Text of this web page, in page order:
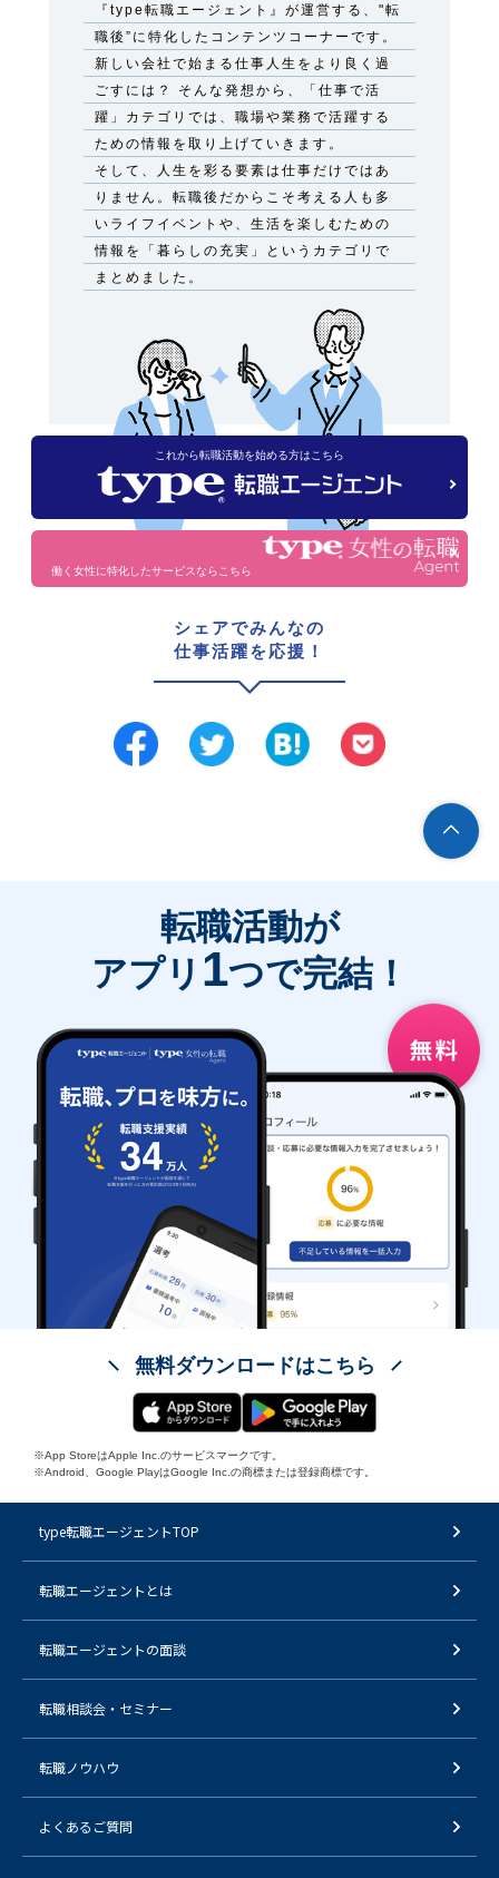
『type転職エージェント』が運営する、"転
職後”に特化したコンテンツコーナーです。
新しい会社で始まる仕事人生をより良く過
ごすには？ そんな発想から、「仕事で活
躍」カテゴリでは、職場や業務で活躍する
ための情報を取り上げていきます。
そして、人生を彩る要素は仕事だけではあ
りません。転職後だからこそ考える人も多
いライフイベントや、生活を楽しむための
情報を「暮らしの充実」というカテゴリで
まとめました。
これから転職活動を始める方はこちら
働く女性に特化したサービスならこちら
シェアでみんなの
仕事活躍を応援！
転職活動が
アプリ 1つで完結！
無料ダウンロードはこちら
※App StoreはApple Inc.のサービスマークです。
※Android、Google PlayはGoogle Inc.の商標または登録商標です。
type転職エージェントTOP
転職エージェントとは
転職エージェントの面談
転職相談会・セミナー
転職ノウハウ
よくあるご質問